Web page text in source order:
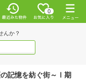
0
んか？
記憶を紡ぐ街～Ⅰ期